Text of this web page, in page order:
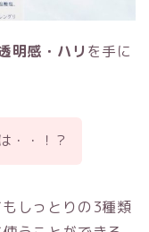
明感・ハリ を手に
・・！？
しっとりの3種類